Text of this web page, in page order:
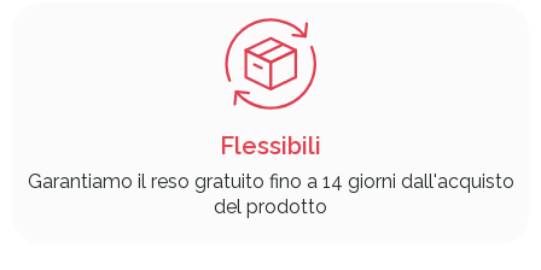
Flessibili
Garantiamo il reso gratuito fino a 14 giorni dall'acquisto
del prodotto